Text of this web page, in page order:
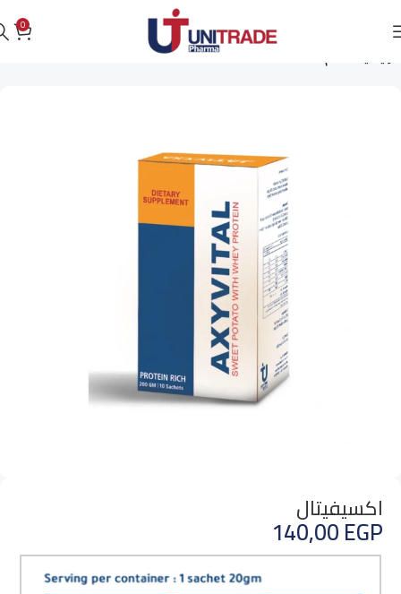
0
الرئيسية دعم الصحة العامة
اكسيفيتال
140,00EGP